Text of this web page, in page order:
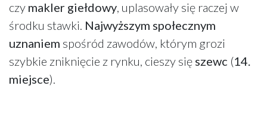
czy makler giełdowy , uplasowały się raczej w
środku stawki. Najwyższym społecznym
uznaniem spośród zawodów, którym grozi
szybkie zniknięcie z rynku, cieszy się szewc (14.
miejsce).